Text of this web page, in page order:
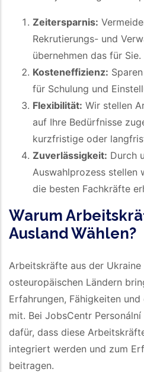
Zeitersparnis:
Rekrutierungs- und
übernehmen das für Sie.
Kosteneffizienz:
für Schulung und
Flexibilität: Wir stellen
auf Ihre Bedürfnisse
kurzfristige oder
Zuverlässigkeit: Durch
Auswahlprozess stellen
die besten Fachkräfte
Warum
Ausland Wählen?
Arbeitskräfte aus der Ukraine
osteuropäischen Ländern
Erfahrungen, Fähigkeiten
mit. Bei JobsCentr
dafür, dass diese
integriert werden und zum
beitragen.